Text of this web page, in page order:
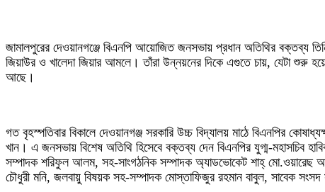
জামালপুরের দেওয়ানগঞ্জে বিএনপি আয়োজিত জনসভায় প্রধান অতিথির বক্তব্য
জিয়াউর ও খালেদা জিয়ার আমলে। তাঁরা উন্নয়নের দিকে এগুতে চায়, যেটা শুরু
আছে।
গত বৃহস্পতিবার বিকালে দেওয়ানগঞ্জ সরকারি উচ্চ বিদ্যালয় মাঠে বিএনপির
খান। এ জনসভায় বিশেষ অতিথি হিসেবে বক্তব্য দেন বিএনপির যুগ্ম-মহাসচিব
সম্পাদক শরিফুল আলম, সহ-সাংগঠনিক সম্পাদক অ্যাডভোকেট শাহ্ মো.ওয়ারেছ আলী
চৌধুরী মনি, জলবায়ু বিষয়ক সহ-সম্পাদক মোস্তাফিজুর রহমান বাবুল, সাবেক সংসদ